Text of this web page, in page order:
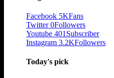
Facebook 5KFans
Twitter 0Followers
Youtube 401 Subscriber
Instagram 3.2KFollowers
Today's pick